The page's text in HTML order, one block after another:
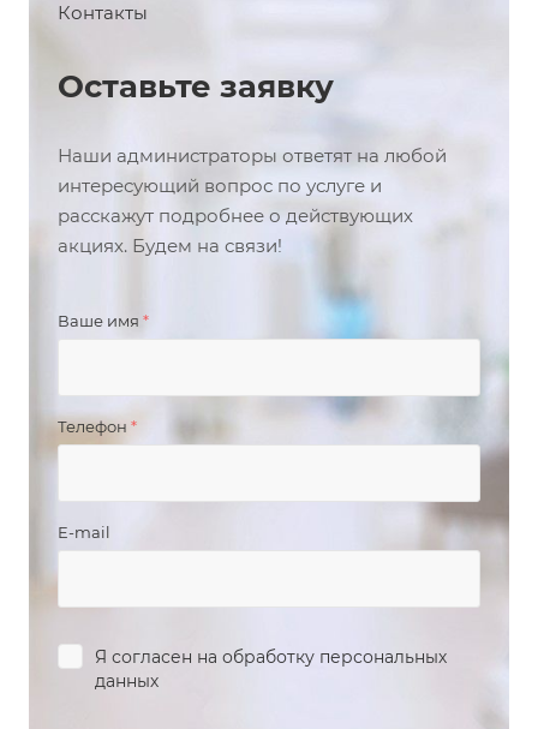
Контакты
Оставьте заявку
Наши администраторы ответят на любой
интересующий вопрос по услуге и
расскажут подробнее о действующих
акциях. Будем на связи!
Ваше имя *
Телефон *
E-mail
Я согласен на обработку персональных
данных